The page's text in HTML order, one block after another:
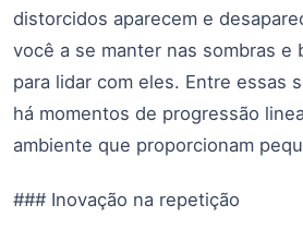
distorcidos aparecem e
você a se manter nas sombras e
para lidar com eles. Entre essas
há momentos de progressão
ambiente que proporcionam
### Inovação na repetição